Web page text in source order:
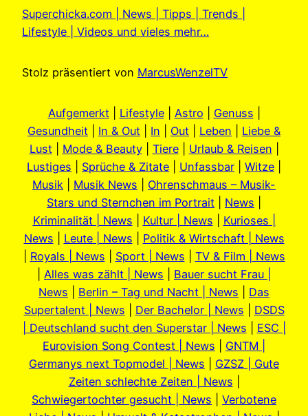
Superchicka.com | News | Tipps | Trends |
Lifestyle | Videos und vieles mehr…
Stolz präsentiert von MarcusWenzelTV
Aufgemerkt| Lifestyle| Astro Genuss
Gesundheit
In & Out In Out Leben
Liebe &
Lust| Mode & Beauty| Tiere| Urlaub & Reisen
Lustiges
Sprüche & Zitate Unfassbar Witze
Musik
Musik News
Ohrenschmaus – Musik-
Stars und Sternchen im Portrait
News
Kriminalität | News
Kultur | News
Kurioses |
News
Leute | News
Politik & Wirtschaft | News
Royals | News Sport | News
TV & Film | News
Alles was zählt | News
Bauer sucht Frau |
News
Berlin – Tag und Nacht | News
Das
Supertalent | News
Der Bachelor | News
DSDS
| Deutschland sucht den Superstar | News
ESC |
Eurovision Song Contest | News
GNTM |
Germanys next Topmodel | News
GZSZ | Gute
Zeiten schlechte Zeiten | News
Schwiegertochter gesucht | News
Verbotene